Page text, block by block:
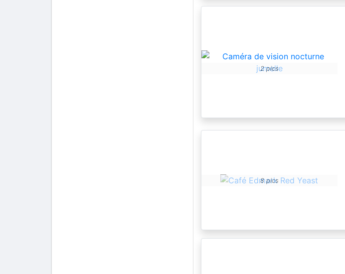
2 pics
8 pics